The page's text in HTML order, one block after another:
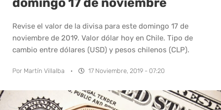
Revise el valor de la divisa para este domingo 17 de
noviembre de 2019. Valor dólar hoy en Chile. Tipo de
cambio entre dólares (USD) y pesos chilenos (CLP).
Por Martín Villalba · 17 Noviembre, 2019 - 07:20